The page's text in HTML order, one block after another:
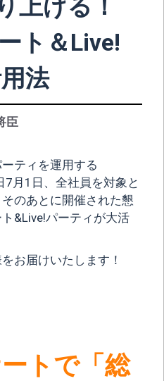
上げる！
ト＆Live!
法
臣
ティを運用する
月1日、全社員を対象と
のあとに開催された懇
&Live!パーティが大活
お届けいたします！
トで「総